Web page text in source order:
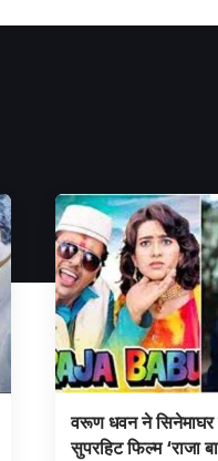
वरूण धवन ने सिनेमाघर
सुपरहिट फिल्म ‘राजा